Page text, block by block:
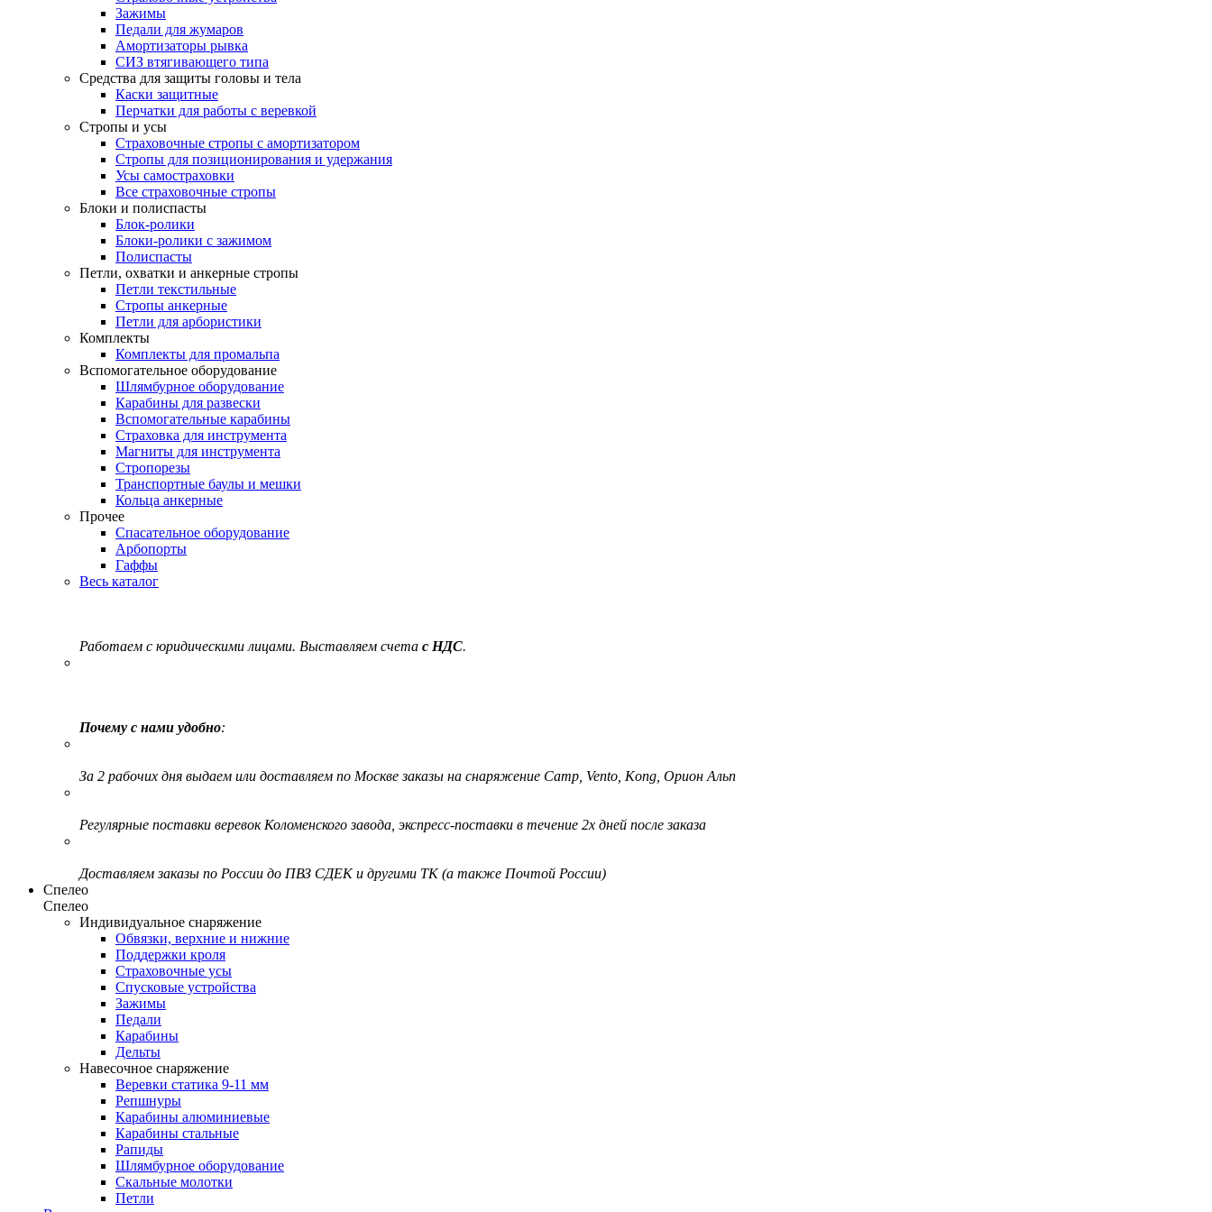
Зажимы
Педали для жумаров
Амортизаторы рывка
СИЗ втягивающего типа
Средства для защиты головы и тела
Каски защитные
Перчатки для работы с веревкой
Стропы и усы
Страховочные стропы с амортизатором
Стропы для позиционирования и удержания
Усы самостраховки
Все страховочные стропы
Блоки и полиспасты
Блок-ролики
Блоки-ролики с зажимом
Полиспасты
Петли, охватки и анкерные стропы
Петли текстильные
Стропы анкерные
Петли для арбористики
Комплекты
Комплекты для промальпа
Вспомогательное оборудование
Шлямбурное оборудование
Карабины для развески
Вспомогательные карабины
Страховка для инструмента
Магниты для инструмента
Стропорезы
Транспортные баулы и мешки
Кольца анкерные
Прочее
Спасательное оборудование
Арбопорты
Гаффы
Весь каталог
Работаем с юридическими лицами. Выставляем счета с НДС.
Почему с нами удобно:
За 2 рабочих дня выдаем или доставляем по Москве заказы на снаряжение Camp, Vento, Kong, Орион Альп
Регулярные поставки веревок Коломенского завода, экспресс-поставки в течение 2х дней после заказа
Доставляем заказы по России до ПВЗ СДЕК и другими ТК (а также Почтой России)
Спелео
Спелео
Индивидуальное снаряжение
Обвязки, верхние и нижние
Поддержки кроля
Страховочные усы
Спусковые устройства
Зажимы
Педали
Карабины
Дельты
Навесочное снаряжение
Веревки статика 9-11 мм
Репшнуры
Карабины алюминиевые
Карабины стальные
Рапиды
Шлямбурное оборудование
Скальные молотки
Петли